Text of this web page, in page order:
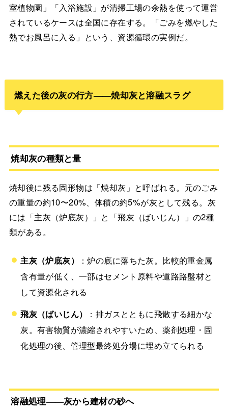
室植物園」「入浴施設」が清掃工場の余熱を使って運営
されているケースは全国に存在する。「ごみを燃やした
熱でお風呂に入る」という、資源循環の実例だ。
燃えた後の灰の行方——焼却灰と溶融スラグ
焼却灰の種類と量
焼却後に残る固形物は「焼却灰」と呼ばれる。元のごみ
の重量の約10〜20%、体積の約5%が灰として残る。灰
には「主灰（炉底灰）」と「飛灰（ばいじん）」の2種
類がある。
主灰（炉底灰）
：炉の底に落ちた灰。比較的重金属
含有量が低く、一部はセメント原料や道路路盤材と
して資源化される
飛灰（ばいじん）
：排ガスとともに飛散する細かな
灰。有害物質が濃縮されやすいため、薬剤処理・固
化処理の後、管理型最終処分場に埋め立てられる
溶融処理——灰から建材の砂へ